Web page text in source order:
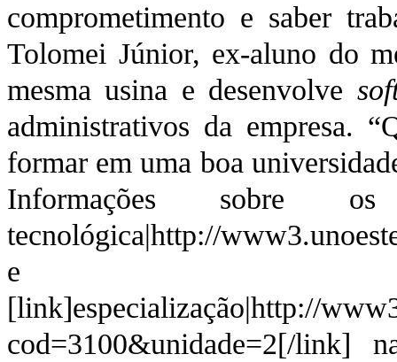
comprometimento e saber
Tolomei Júnior, ex-aluno do
mesma usina e desenvolve
administrativos da empresa.
formar em uma boa
Informações sobre
tecnológica|http://
e
[link]especialização|http://
cod=3100&unidade=2[/